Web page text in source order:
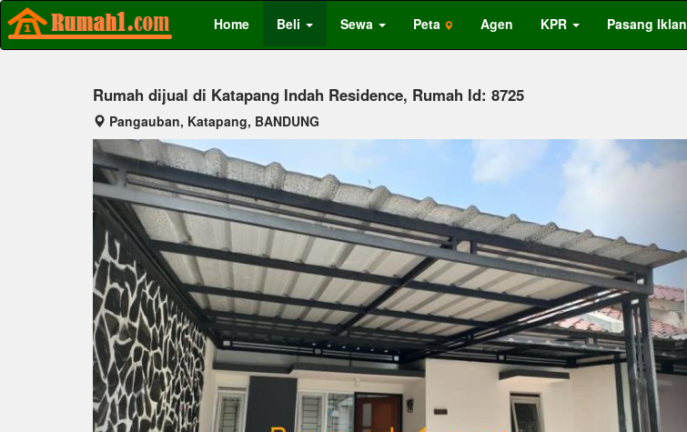
Home Beli Sewa Peta Agen KPR Pasang Iklan
Rumah dijual di Katapang Indah Residence, Rumah Id: 8725
Pangauban, Katapang, BANDUNG
Previous